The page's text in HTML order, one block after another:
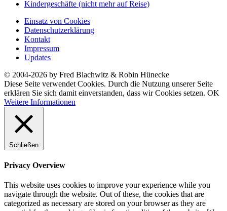
Kindergeschäfte (nicht mehr auf Reise)
Einsatz von Cookies
Datenschutzerklärung
Kontakt
Impressum
Updates
© 2004-2026 by Fred Blachwitz & Robin Hünecke
Diese Seite verwendet Cookies. Durch die Nutzung unserer Seite
erklären Sie sich damit einverstanden, dass wir Cookies setzen. OK
Weitere Informationen
Schließen
Privacy Overview
This website uses cookies to improve your experience while you
navigate through the website. Out of these, the cookies that are
categorized as necessary are stored on your browser as they are